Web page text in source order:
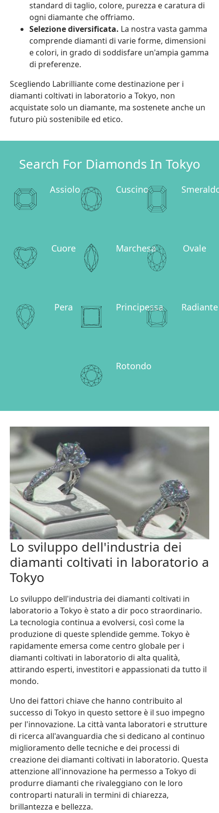
standard di taglio, colore, purezza e caratura di
ogni diamante che offriamo.
Selezione diversificata. La nostra vasta gamma
comprende diamanti di varie forme, dimensioni
e colori, in grado di soddisfare un'ampia gamma
di preferenze.
Scegliendo Labrilliante come destinazione per i
diamanti coltivati in laboratorio a Tokyo, non
acquistate solo un diamante, ma sostenete anche un
futuro più sostenibile ed etico.
Search For Diamonds In Tokyo
Assiolo Cuscino
Cuore Marchesa Ovale
Pera Principessa Radiante
Rotondo
Lo sviluppo dell'industria dei
diamanti coltivati in laboratorio a
Tokyo
Lo sviluppo dell'industria dei diamanti coltivati in
laboratorio a Tokyo è stato a dir poco straordinario.
La tecnologia continua a evolversi, così come la
produzione di queste splendide gemme. Tokyo è
rapidamente emersa come centro globale per i
diamanti coltivati in laboratorio di alta qualità,
attirando esperti, investitori e appassionati da tutto il
mondo.
Uno dei fattori chiave che hanno contribuito al
successo di Tokyo in questo settore è il suo impegno
per l'innovazione. La città vanta laboratori e strutture
di ricerca all'avanguardia che si dedicano al continuo
miglioramento delle tecniche e dei processi di
creazione dei diamanti coltivati in laboratorio. Questa
attenzione all'innovazione ha permesso a Tokyo di
produrre diamanti che rivaleggiano con le loro
controparti naturali in termini di chiarezza,
brillantezza e bellezza.